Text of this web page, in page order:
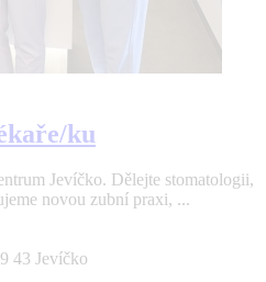
ku
Jevíčko. Dělejte stomatologii,
novou zubní praxi, ...
43 Jevíčko